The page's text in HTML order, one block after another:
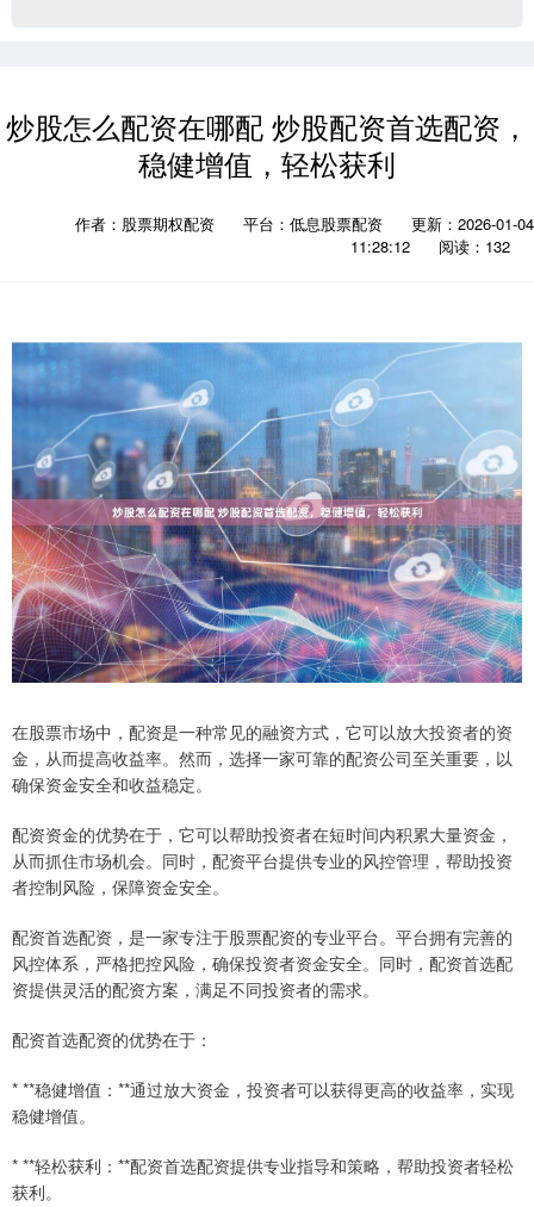
炒股怎么配资在哪配 炒股配资首选配资，
稳健增值，轻松获利
作者：股票期权配资 平台：低息股票配资
更新：2026-01-04
11:28:12
阅读：132
在股票市场中，配资是一种常见的融资方式，它可以放大投资者的资
金，从而提高收益率。然而，选择一家可靠的配资公司至关重要，以
确保资金安全和收益稳定。
配资资金的优势在于，它可以帮助投资者在短时间内积累大量资金，
从而抓住市场机会。同时，配资平台提供专业的风控管理，帮助投资
者控制风险，保障资金安全。
配资首选配资，是一家专注于股票配资的专业平台。平台拥有完善的
风控体系，严格把控风险，确保投资者资金安全。同时，配资首选配
资提供灵活的配资方案，满足不同投资者的需求。
配资首选配资的优势在于：
* **稳健增值：**通过放大资金，投资者可以获得更高的收益率，实现
稳健增值。
* **轻松获利：**配资首选配资提供专业指导和策略，帮助投资者轻松
获利。